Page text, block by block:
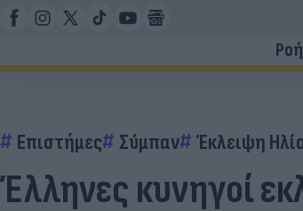
Επιστήμες Σύμπαν Έκλειψη
Έλληνες κυνηγοί